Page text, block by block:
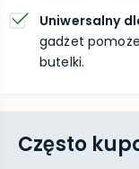
Uniwersalny
gadżet
butelki.
Często